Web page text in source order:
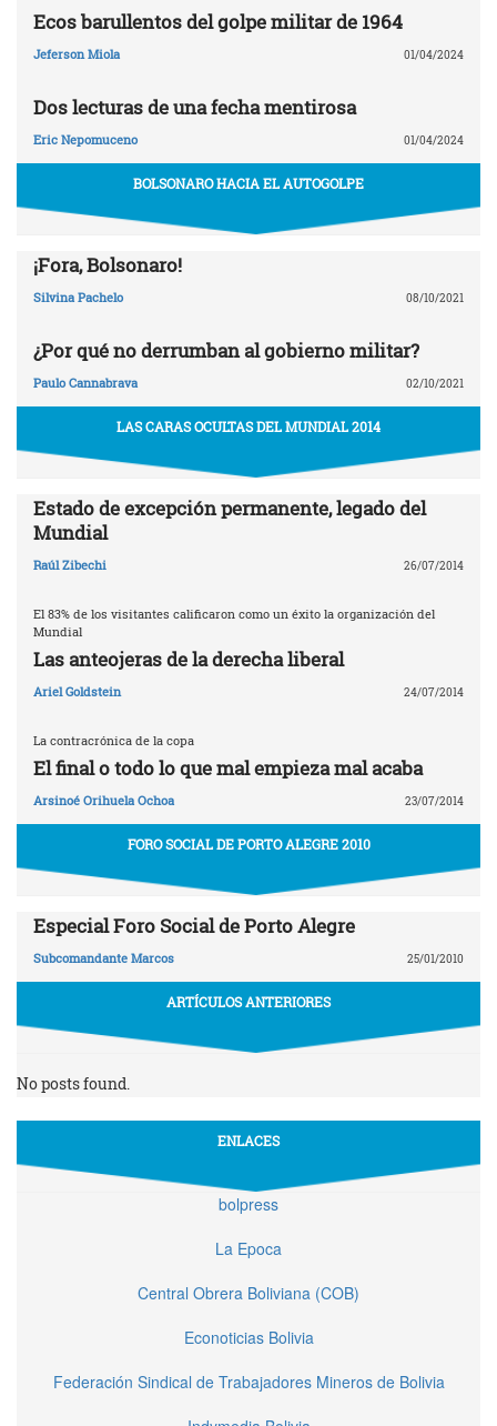
Ecos barullentos del golpe militar de 1964
Jeferson Miola 01/04/2024
Dos lecturas de una fecha mentirosa
Eric Nepomuceno 01/04/2024
BOLSONARO HACIA EL AUTOGOLPE
¡Fora, Bolsonaro!
Silvina Pachelo 08/10/2021
¿Por qué no derrumban al gobierno militar?
Paulo Cannabrava 02/10/2021
LAS CARAS OCULTAS DEL MUNDIAL 2014
Estado de excepción permanente, legado del
Mundial
Raúl Zibechi 26/07/2014
El 83% de los visitantes calificaron como un éxito la organización del
Mundial
Las anteojeras de la derecha liberal
Ariel Goldstein 24/07/2014
La contracrónica de la copa
El final o todo lo que mal empieza mal acaba
Arsinoé Orihuela Ochoa 23/07/2014
FORO SOCIAL DE PORTO ALEGRE 2010
Especial Foro Social de Porto Alegre
Subcomandante Marcos 25/01/2010
ARTÍCULOS ANTERIORES
No posts found.
ENLACES
bolpress
La Epoca
Central Obrera Boliviana (COB)
Econoticias Bolivia
Federación Sindical de Trabajadores Mineros de Bolivia